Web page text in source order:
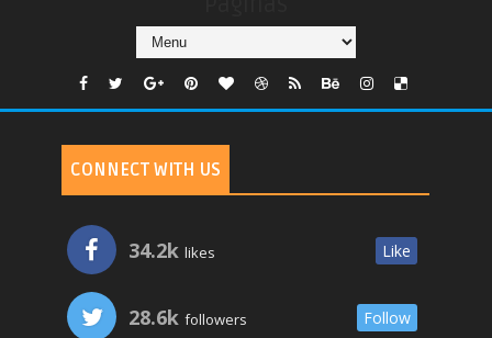
CONNECT WITH US
34.2k likes Like
28.6k followers Follow